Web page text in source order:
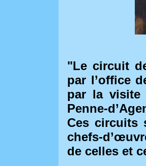
"Le circuit
par l’office
par la visite
Penne-
Ces circuits
chefs-
de celles et